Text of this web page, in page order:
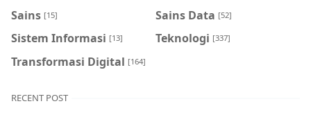
Sains [15] Sains Data [52]
Sistem Informasi [13] Teknologi [337]
Transformasi Digital [164]
RECENT POST